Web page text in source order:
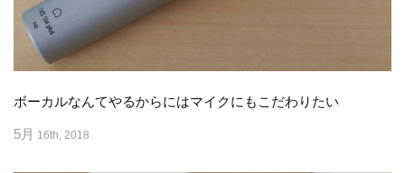
ボーカルなんてやるからにはマイクにもこだわりたい
5月 16th, 2018